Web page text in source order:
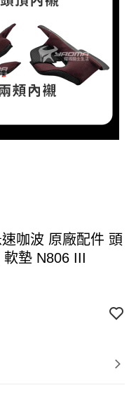
咖波 原廠配件 頭
軟墊 N806 III